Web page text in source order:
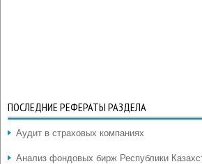
ПОСЛЕДНИЕ РЕФЕРАТЫ РАЗДЕЛА
Аудит в страховых компаниях
Анализ фондовых бирж Республики